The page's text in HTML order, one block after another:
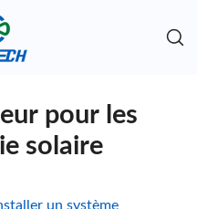
pour les
solaire
un système